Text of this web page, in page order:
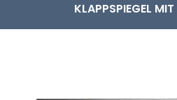
KLAPPSPIEGEL